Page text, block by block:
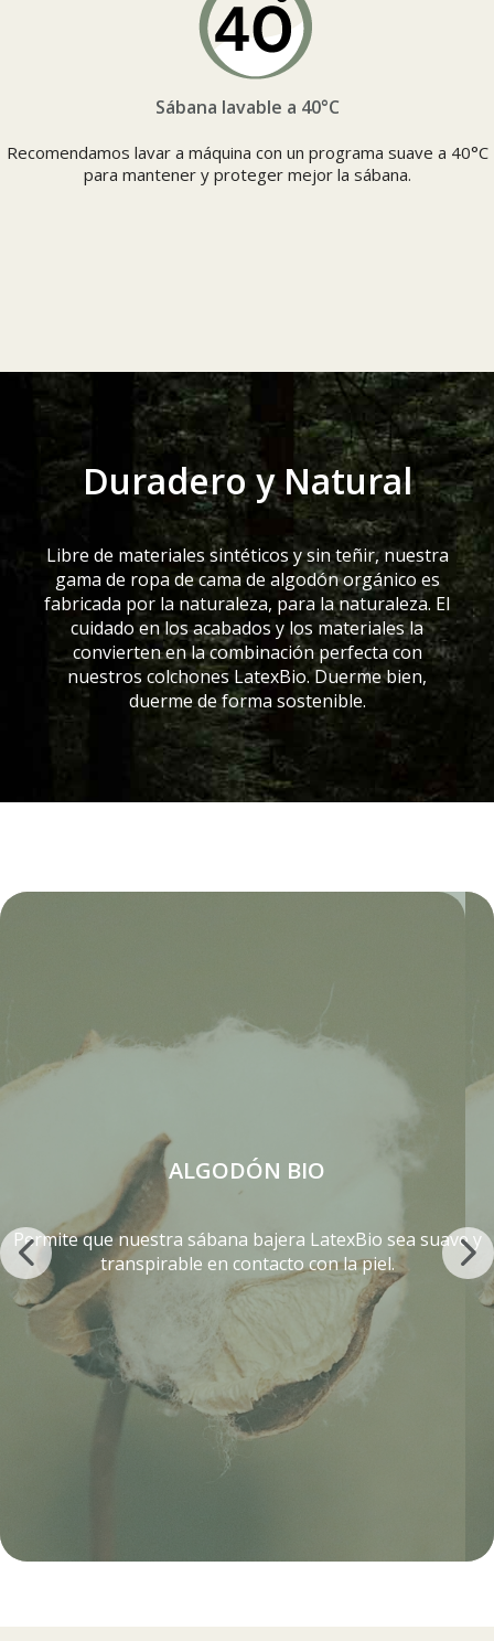
Sábana lavable a 40°C
Recomendamos lavar a máquina con un programa suave a 40°C
para mantener y proteger mejor la sábana.
Duradero y Natural
Libre de materiales sintéticos y sin teñir, nuestra
gama de ropa de cama de algodón orgánico es
fabricada por la naturaleza, para la naturaleza. El
cuidado en los acabados y los materiales la
convierten en la combinación perfecta con
nuestros colchones LatexBio. Duerme bien,
duerme de forma sostenible.
ALGODÓN BIO
Permite que nuestra sábana bajera LatexBio sea suave y
transpirable en contacto con la piel.